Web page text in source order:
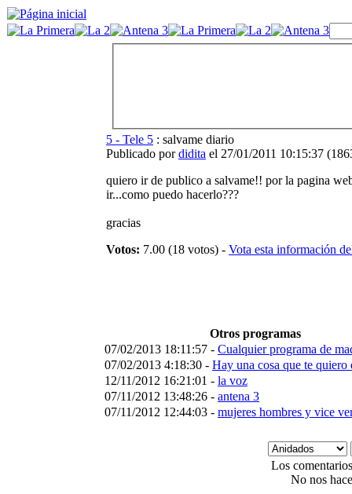
5 - Tele 5 : salvame diario
Publicado pordidita el 27/01/2011 10:15:37 (
quiero ir de publico a salvame!! por la pagina
ir...como puedo hacerlo???
gracias
Votos: 7.00 (18 votos) - Vota esta información
Otros programas
07/02/2013 18:11:57 - Cualquier programa de
07/02/2013 4:18:30 - Hay una cosa que te quiero
12/11/2012 16:21:01 - la voz
07/11/2012 13:48:26 - antena 3
07/11/2012 12:44:03 - mujeres hombres y vice
Los
No nos